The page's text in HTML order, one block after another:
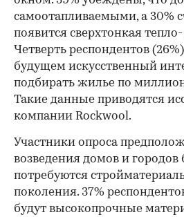
самоотапливаемыми, а 30%
появится сверхтонкая
Четверть респондентов
будущем искусственный
подбирать жилье по
Такие данные приводятся
компании Rockwool.
Участники опроса
возведения домов и городов
потребуются
поколения. 37%
будут высокопрочные